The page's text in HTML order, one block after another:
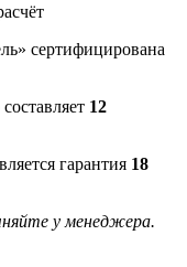
сертифицирована
12
гарантия 18
у менеджера.